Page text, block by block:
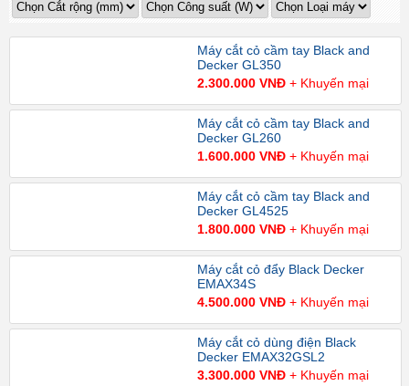
Máy cắt cỏ cầm tay Black and
Decker GL350
2.300.000 VNĐ+ Khuyến mại
Máy cắt cỏ cầm tay Black and
Decker GL260
1.600.000 VNĐ+ Khuyến mại
Máy cắt cỏ cầm tay Black and
Decker GL4525
1.800.000 VNĐ+ Khuyến mại
Máy cắt cỏ đẩy Black Decker
EMAX34S
4.500.000 VNĐ+ Khuyến mại
Máy cắt cỏ dùng điện Black
Decker EMAX32GSL2
3.300.000 VNĐ+ Khuyến mại